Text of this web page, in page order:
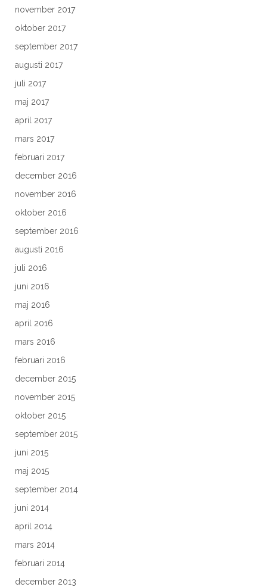
november 2017
oktober 2017
september 2017
augusti 2017
juli 2017
maj 2017
april 2017
mars 2017
februari 2017
december 2016
november 2016
oktober 2016
september 2016
augusti 2016
juli 2016
juni 2016
maj 2016
april 2016
mars 2016
februari 2016
december 2015
november 2015
oktober 2015
september 2015
juni 2015
maj 2015
september 2014
juni 2014
april 2014
mars 2014
februari 2014
december 2013